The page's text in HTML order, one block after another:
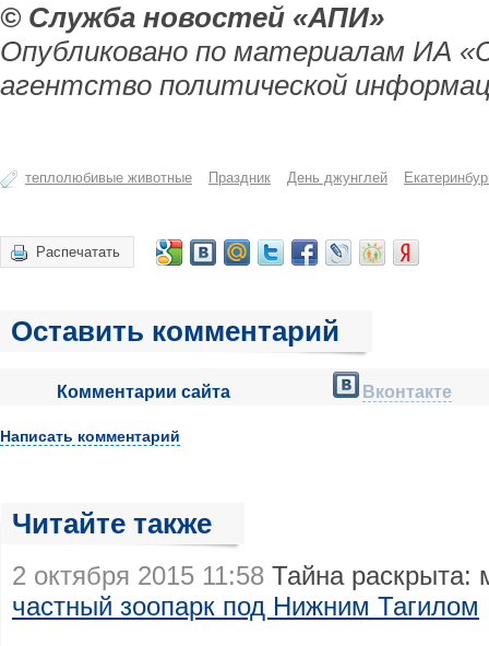
© Служба новостей «АПИ»
Опубликовано по материалам ИА
агентство политической
теплолюбивые животные Праздник День джунглей
Распечатать
Оставить комментарий
Комментарии сайта Вконтакте
Написать комментарий
Читайте также
2 октября 2015 11:58 Тайна раскрыта:
частный зоопарк под Нижним Тагилом